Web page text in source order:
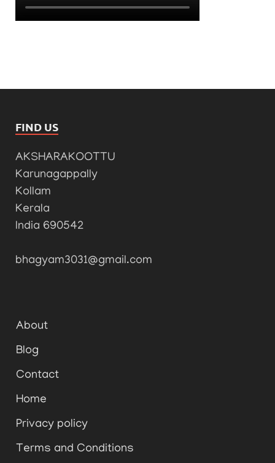
FIND US
AKSHARAKOOTTU
Karunagappally
Kollam
Kerala
India 690542
bhagyam3031@gmail.com
About
Blog
Contact
Home
Privacy policy
Terms and Conditions